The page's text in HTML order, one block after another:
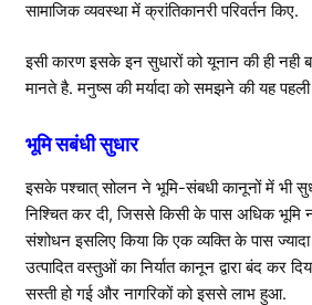
सामाजिक व्यवस्था में क्रांतिकानरी परिवर्तन किए.
इसी कारण इसके इन सुधारों को यूनान की ही नही
मानते है. मनुष्स की मर्यादा को समझने की यह
भूमि सबंधी सुधार
इसके पश्चात् सोलन ने भूमि-संबधी कानूनों में भी
निश्चित कर दी, जिससे किसी के पास अधिक भूमि
संशोधन इसलिए किया कि एक व्यक्ति के पास
उत्पादित वस्तुओं का निर्यात कानून द्वारा बंद कर
सस्ती हो गई और नागरिकों को इससे लाभ हुआ.